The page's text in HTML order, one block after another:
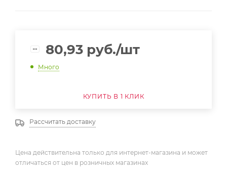
80,93 руб./шт
Много
КУПИТЬ В 1 КЛИК
Рассчитать доставку
Цена действительна только для интернет-магазина и может
отличаться от цен в розничных магазинах